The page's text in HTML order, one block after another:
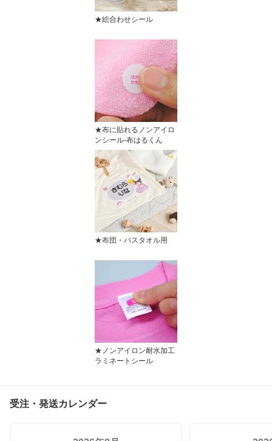
★絵合わせシール
★布に貼れるノンアイロ
ンシール-布はるくん
★布団・バスタオル用
★ノンアイロン耐水加工
ラミネートシール
受注・発送カレンダー